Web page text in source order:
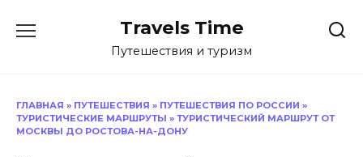
Travels Time
Путешествия и туризм
ГЛАВНАЯ » ПУТЕШЕСТВИЯ » ПУТЕШЕСТВИЯ ПО РОССИИ »
ТУРИСТИЧЕСКИЕ МАРШРУТЫ » ТУРИСТИЧЕСКИЙ МАРШРУТ ОТ
МОСКВЫ ДО РОСТОВА-НА-ДОНУ